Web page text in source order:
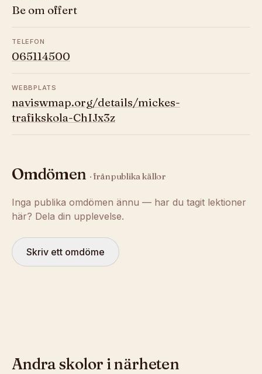
Be om offert
TELEFON
065114500
WEBBPLATS
naviswmap.org/details/mickes-
trafikskola-ChIJx3z
Omdömen · från publika källor
Inga publika omdömen ännu — har du tagit lektioner
här? Dela din upplevelse.
Skriv ett omdöme
Andra skolor i närheten